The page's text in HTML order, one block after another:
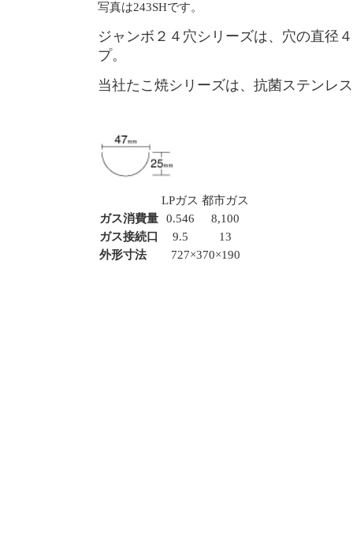
写真は243SHです。
ジャンボ２４穴シリーズは、穴の直径
プ。
当社たこ焼シリーズは、抗菌ステンレ
LPガス 都市ガス
ガス消費量
0.546
8,100
ガス接続口
9.5
13
外形寸法
727×370×190